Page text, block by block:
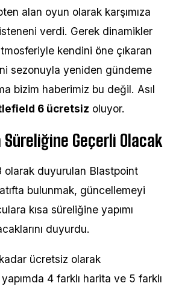
alan oyun olarak karşımıza
verdi. Gerek dinamikler
kendini öne çıkaran
sezonuyla yeniden gündeme
bizim haberimiz bu değil. Asıl
6 ücretsiz oluyor.
Süreliğine Geçerli Olacak
olarak duyurulan Blastpoint
bulunmak, güncellemeyi
kısa süreliğine yapımı
duyurdu.
ücretsiz olarak
4 farklı harita ve 5 farklı